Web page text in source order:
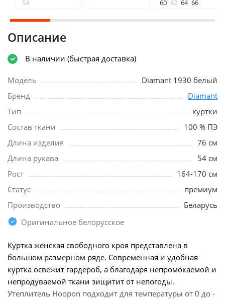
54
60 62 64 66
Описание
В наличии (быстрая доставка)
Модель
Diamant 1930 белый
Бренд
Diamant
Тип
куртки
Состав ткани
100 % ПЭ
Длина изделия
76 см
Длина рукава
54 см
Рост
164-170 см
Статус
премиум
Производство
Беларусь
Оригинальное белорусское
Куртка женская свободного кроя представлена в
большом размерном ряде. Современная и удобная
куртка освежит гардероб, а благодаря непромокаемой и
непродуваемой ткани зищитит от непогоды.
Утеплитель Hoopon подходит для температуры от 0 до -